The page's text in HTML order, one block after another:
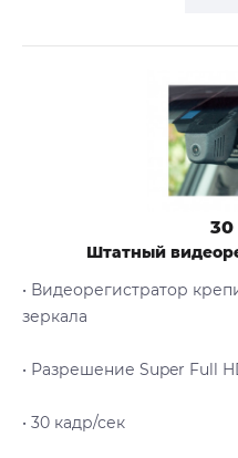
30
Штатный
• Видеорегистратор
зеркала
• Разрешение Super Full
• 30 кадр/сек